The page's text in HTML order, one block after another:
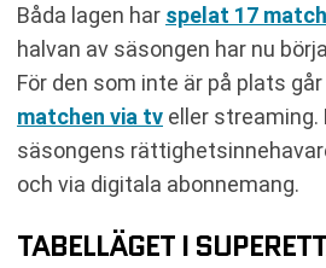
Båda lagen har spelat 17
halvan av säsongen har nu
För den som inte är på plats
matchen via tv eller
säsongens
och via digitala abonnemang.
TABELLÄGET I